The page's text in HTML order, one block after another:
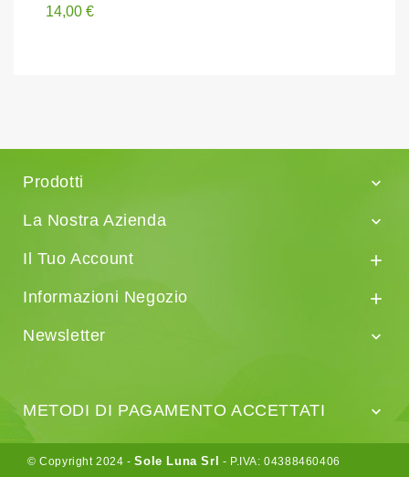
Prezzo
14,00 €
Prodotti

La Nostra Azienda

Il Tuo Account

Informazioni Negozio

Newsletter

METODI DI PAGAMENTO ACCETTATI 
© Copyright 2024 -Sole Luna Srl
- P.IVA: 04388460406